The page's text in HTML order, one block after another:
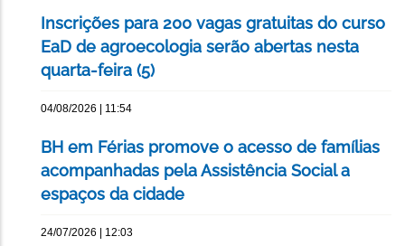
Inscrições para 200 vagas gratuitas do curso
EaD de agroecologia serão abertas nesta
quarta-feira (5)
04/08/2026 | 11:54
BH em Férias promove o acesso de famílias
acompanhadas pela Assistência Social a
espaços da cidade
24/07/2026 | 12:03